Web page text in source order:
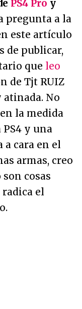
PS4 Pro y
pregunta a la
este artículo
de publicar,
que leo
de Tjt RUIZ
atinada. No
la medida
y una
a cara en el
armas, creo
cosas
el